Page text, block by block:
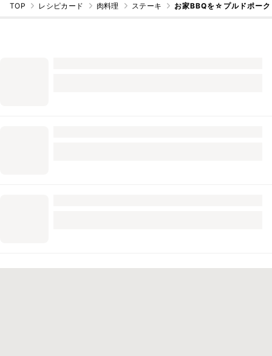
TOP レシピカード 肉料理 ステーキ お家BBQを☆プルドポーク